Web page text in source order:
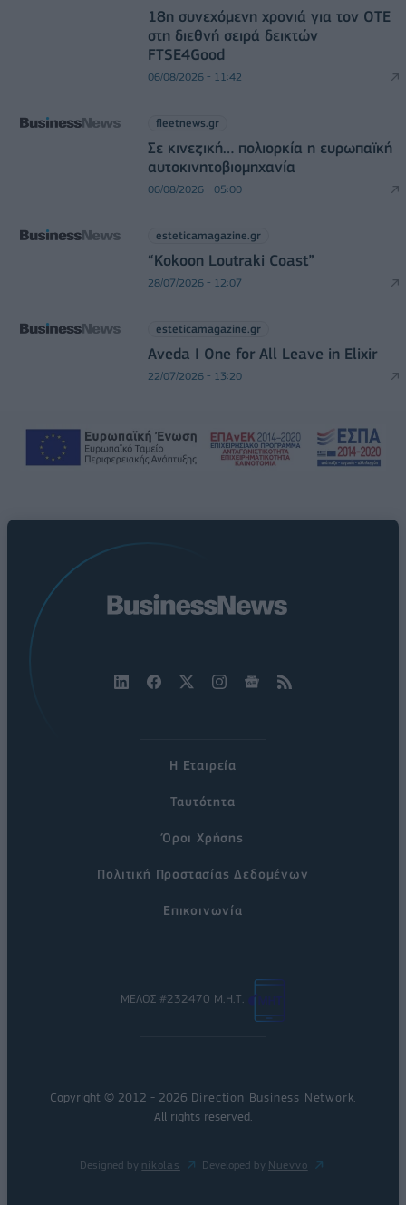
18η συνεχόμενη χρονιά για τον ΟΤΕ
στη διεθνή σειρά δεικτών
FTSE4Good
06/08/2026 - 11:42
fleetnews.gr
Σε κινεζική… πολιορκία η ευρωπαϊκή
αυτοκινητοβιομηχανία
06/08/2026 - 05:00
esteticamagazine.gr
“Kokoon Loutraki Coast”
28/07/2026 - 12:07
esteticamagazine.gr
Aveda I One for All Leave in Elixir
22/07/2026 - 13:20
Η Εταιρεία
Ταυτότητα
Όροι Χρήσης
Πολιτική Προστασίας Δεδομένων
Επικοινωνία
ΜΕΛΟΣ #232470 Μ.Η.Τ.
Copyright © 2012 - 2026 Direction Business Network
All rights reserved.
Designed by nikolas Developed by Nuevvo